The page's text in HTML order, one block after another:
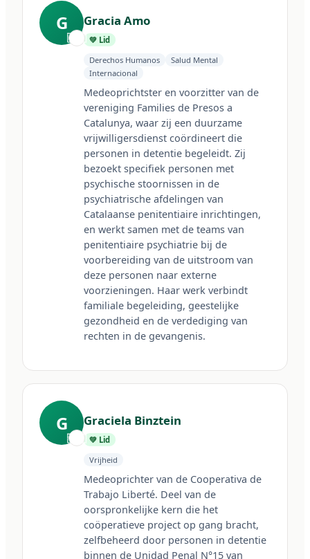
G
🇪🇸
Gracia Amo
💚 Lid
Derechos Humanos
Salud Mental
Internacional
Medeoprichtster en voorzitter van de
vereniging Families de Presos a
Catalunya, waar zij een duurzame
vrijwilligersdienst coördineert die
personen in detentie begeleidt. Zij
bezoekt specifiek personen met
psychische stoornissen in de
psychiatrische afdelingen van
Catalaanse penitentiaire inrichtingen,
en werkt samen met de teams van
penitentiaire psychiatrie bij de
voorbereiding van de uitstroom van
deze personen naar externe
voorzieningen. Haar werk verbindt
familiale begeleiding, geestelijke
gezondheid en de verdediging van
rechten in de gevangenis.
G
🇦🇷
Graciela Binztein
💚 Lid
Vrijheid
Medeoprichter van de Cooperativa de
Trabajo Liberté. Deel van de
oorspronkelijke kern die het
coöperatieve project op gang bracht,
zelfbeheerd door personen in detentie
binnen de Unidad Penal N°15 van